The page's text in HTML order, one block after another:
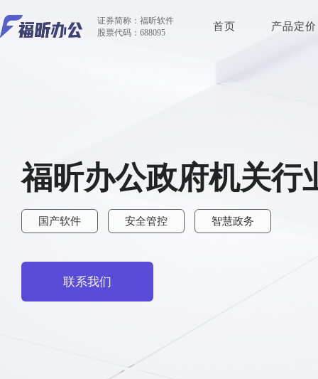
证券简称：福昕软件
股票代码：688095
首页 产品定价
福昕办公政府机关行
国产软件 安全管控 智慧政务
联系我们